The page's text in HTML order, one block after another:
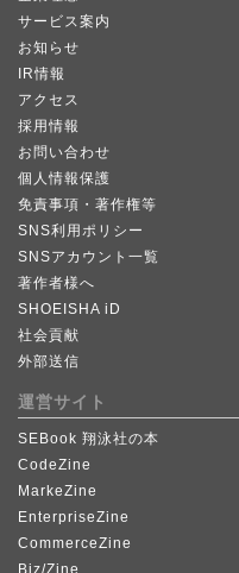
サービス案内
お知らせ
IR情報
アクセス
採用情報
お問い合わせ
個人情報保護
免責事項・著作権等
SNS利用ポリシー
SNSアカウント一覧
著作者様へ
SHOEISHA iD
社会貢献
外部送信
運営サイト
SEBook 翔泳社の本
CodeZine
MarkeZine
EnterpriseZine
CommerceZine
Biz/Zine